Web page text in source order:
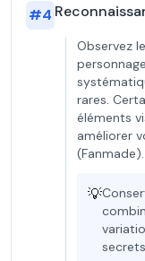
#4
Observez
rares.
éléments
améliorer
(Fanmade).
💡